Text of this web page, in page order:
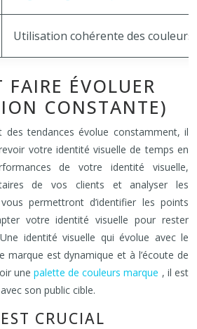
Utilisation cohérente des
FAIRE ÉVOLUER
CONSTANTE)
tendances évolue constamment, il
votre identité visuelle de temps en
de votre identité visuelle,
de vos clients et analyser les
permettront d’identifier les points
votre identité visuelle pour rester
identité visuelle qui évolue avec le
est dynamique et à l’écoute de
une palette de couleurs marque , il est
son public cible.
CRUCIAL